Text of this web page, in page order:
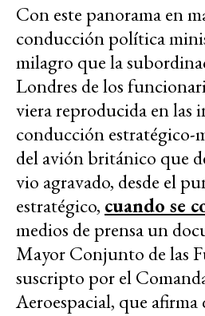
Con este panorama en
conducción política
milagro que la
Londres de los
viera reproducida en las
conducción estratégico-
del avión británico que
vio agravado, desde el
estratégico, cuando se
medios de prensa un
Mayor Conjunto de las
suscripto por el
Aeroespacial, que